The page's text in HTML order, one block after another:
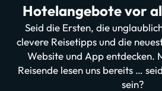
Hotelangebote vor
Seid die Ersten, die
clevere Reisetipps und die
Website und App entdecken.
Reisende lesen uns bereits …
sein?